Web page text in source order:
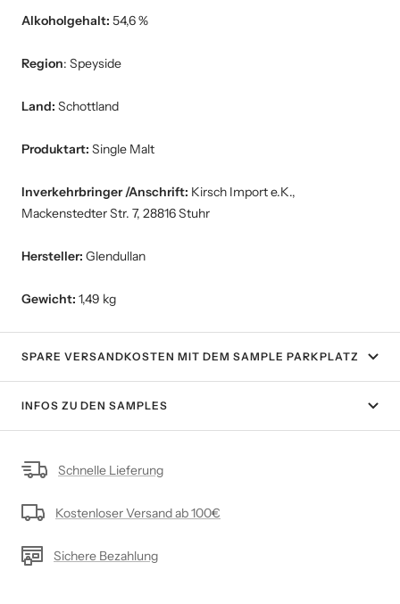
Alkoholgehalt: 54,6 %
Region: Speyside
Land: Schottland
Produktart: Single Malt
Inverkehrbringer /Anschrift: Kirsch Import e.K.,
Mackenstedter Str. 7, 28816 Stuhr
Hersteller: Glendullan
Gewicht: 1,49 kg
SPARE VERSANDKOSTEN MIT DEM SAMPLE PARKPLATZ
INFOS ZU DEN SAMPLES
Schnelle Lieferung
Kostenloser Versand ab 100€
Sichere Bezahlung